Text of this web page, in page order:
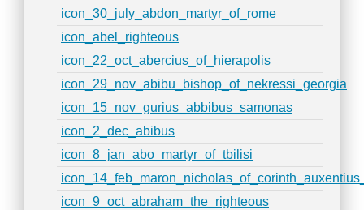
icon_30_july_abdon_martyr_of_rome
icon_abel_righteous
icon_22_oct_abercius_of_hierapolis
icon_29_nov_abibu_bishop_of_nekressi_georgia
icon_15_nov_gurius_abbibus_samonas
icon_2_dec_abibus
icon_8_jan_abo_martyr_of_tbilisi
icon_9_oct_abraham_the_righteous